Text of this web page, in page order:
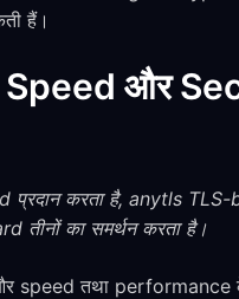
हैं।
और
करता है, anytls
का समर्थन करता है।
speed तथा